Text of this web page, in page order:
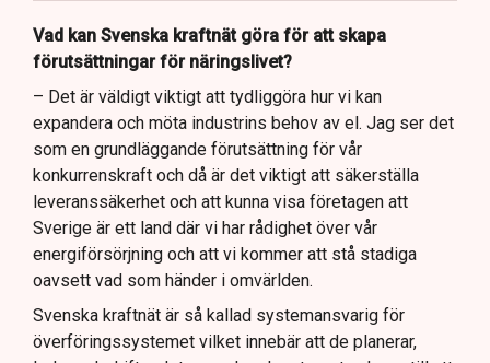
Vad kan Svenska kraftnät göra för att skapa
förutsättningar för näringslivet?
– Det är väldigt viktigt att tydliggöra hur vi kan
expandera och möta industrins behov av el. Jag ser det
som en grundläggande förutsättning för vår
konkurrenskraft och då är det viktigt att säkerställa
leveranssäkerhet och att kunna visa företagen att
Sverige är ett land där vi har rådighet över vår
energiförsörjning och att vi kommer att stå stadiga
oavsett vad som händer i omvärlden.
Svenska kraftnät är så kallad systemansvarig för
överföringssystemet vilket innebär att de planerar,